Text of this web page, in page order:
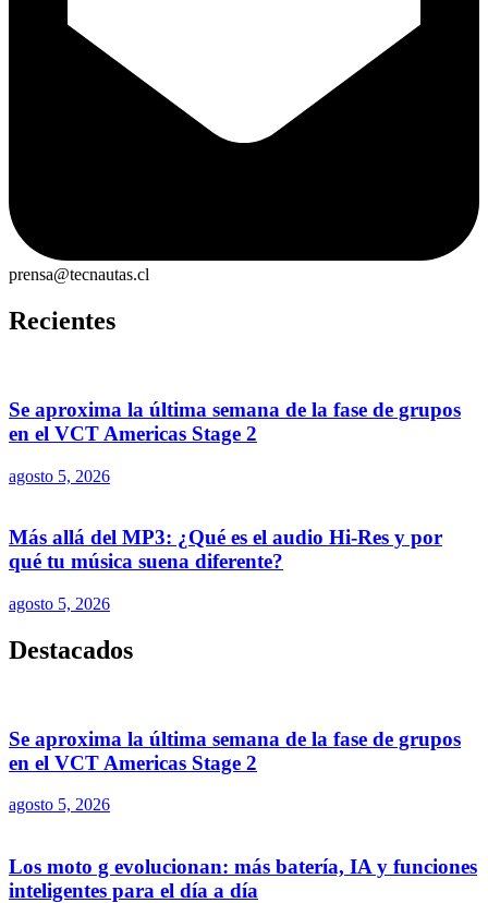
prensa@tecnautas.cl
Recientes
Se aproxima la última semana de la fase de grupos
en el VCT Americas Stage 2
agosto 5, 2026
Más allá del MP3: ¿Qué es el audio Hi-Res y por
qué tu música suena diferente?
agosto 5, 2026
Destacados
Se aproxima la última semana de la fase de grupos
en el VCT Americas Stage 2
agosto 5, 2026
Los moto g evolucionan: más batería, IA y funciones
inteligentes para el día a día